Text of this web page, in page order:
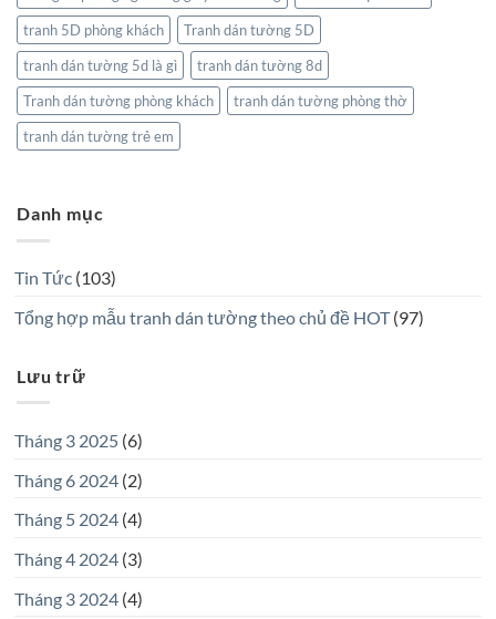
tranh 5D phòng khách
Tranh dán tường 5D
tranh dán tường 5d là gì
tranh dán tường 8d
Tranh dán tường phòng khách
tranh dán tường phòng thờ
tranh dán tường trẻ em
Danh mục
Tin Tức(103)
Tổng hợp mẫu tranh dán tường theo chủ đề HOT(97)
Lưu trữ
Tháng 3 2025(6)
Tháng 6 2024(2)
Tháng 5 2024(4)
Tháng 4 2024(3)
Tháng 3 2024(4)